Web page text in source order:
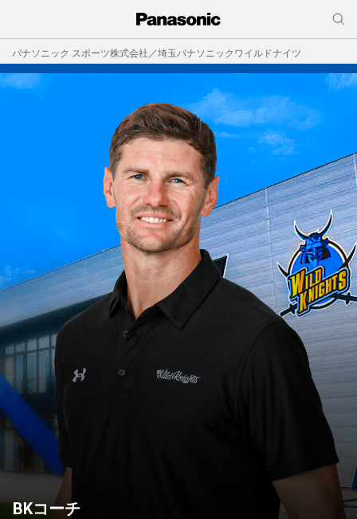
パナソニック スポーツ株式会社／埼玉パナソニックワイルドナイツ
BKコーチ